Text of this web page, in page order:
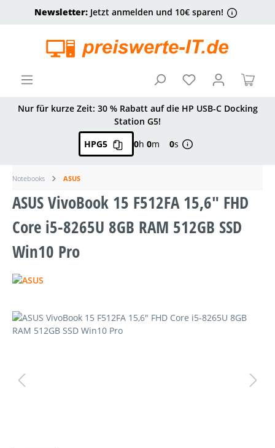
springen
Newsletter:Jetzt anmelden und 10€ sparen!
Nur für kurze Zeit: 30 % Rabatt auf die HP USB-C Docking
Station G5!
HPG5
0h 0m 0s
Notebooks ASUS
ASUS VivoBook 15 F512FA 15,6" FHD
Core i5-8265U 8GB RAM 512GB SSD
Win10 Pro
Bildergalerie überspringen